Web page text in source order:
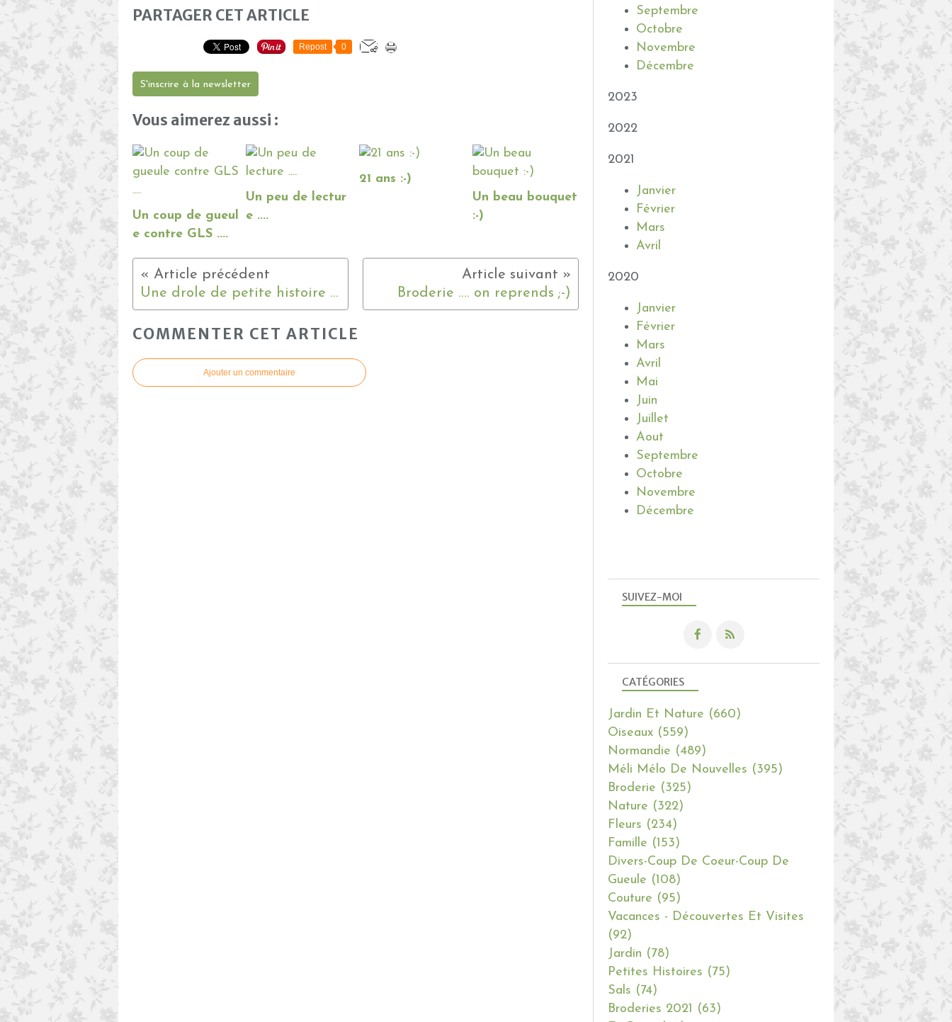
PARTAGER CET ARTICLE
Repost 0
S'inscrire à la newsletter
Vous aimerez aussi :
Un coup de gueul
e contre GLS ....
Un peu de lectur
e ....
21 ans :-)
Un beau bouquet
:-)
Une drole de petite histoire ,-) Broderie .... on reprends ;-)
COMMENTER CET ARTICLE
Ajouter un commentaire
SUIVEZ-MOI
CATÉGORIES
Jardin Et Nature (660)
Oiseaux (559)
Normandie (489)
Méli Mélo De Nouvelles (395)
Broderie (325)
Nature (322)
Fleurs (234)
Famille (153)
Divers-Coup De Coeur-Coup De
Gueule (108)
Couture (95)
Vacances - Découvertes Et Visites
(92)
Jardin (78)
Petites Histoires (75)
Sals (74)
Broderies 2021
(63)
Septembre
Octobre
Novembre
Décembre
2023
2022
2021
Janvier
Février
Mars
Avril
2020
Janvier
Février
Mars
Avril
Mai
Juin
Juillet
Aout
Septembre
Octobre
Novembre
Décembre